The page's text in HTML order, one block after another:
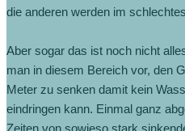
die anderen werden im
Aber sogar das ist noch nicht
man in diesem Bereich vor, den
Meter zu senken damit kein
eindringen kann. Einmal ganz
Zeiten von sowieso stark